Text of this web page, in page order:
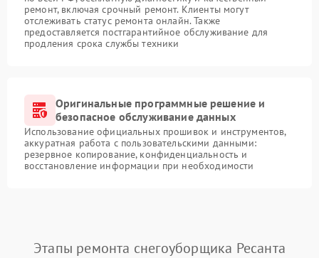
ремонт, включая срочный ремонт. Клиенты могут
отслеживать статус ремонта онлайн. Также
предоставляется постгарантийное обслуживание для
продления срока службы техники
Оригинальные программные решение и
безопасное обслуживание данных
Использование официальных прошивок и инструментов,
аккуратная работа с пользовательскими данными:
резервное копирование, конфиденциальность и
восстановление информации при необходимости
Этапы ремонта снегоуборщика Ресанта